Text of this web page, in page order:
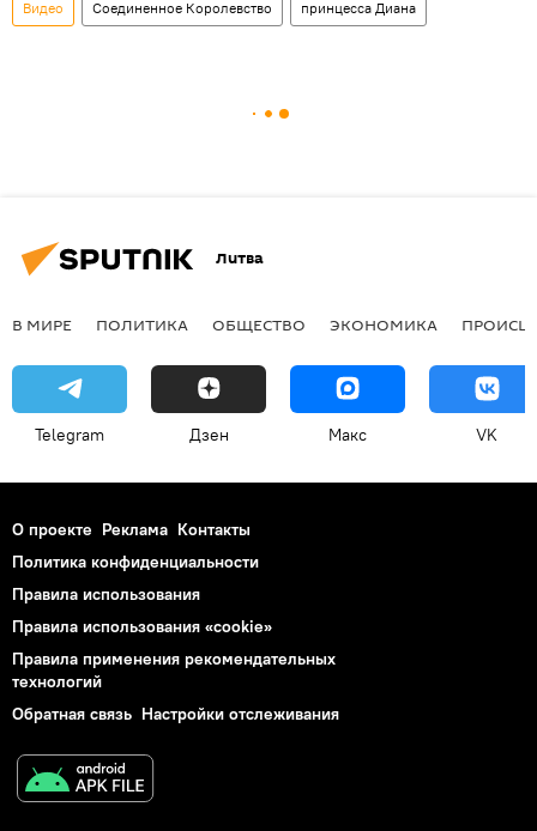
Видео Соединенное Королевство принцесса Диана
Литва
В МИРЕ ПОЛИТИКА ОБЩЕСТВО ЭКОНОМИКА
Telegram Дзен Макс VK
О проекте Реклама Контакты
Политика конфиденциальности
Правила использования
Правила использования «cookie»
Правила применения рекомендательных
технологий
Обратная связь Настройки отслеживания